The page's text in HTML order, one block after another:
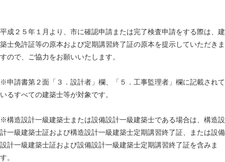
平成２５年１月より、市に確認申請または完了検査申請をする際は、建
築士免許証等の原本および定期講習終了証の原本を提示していただきま
すので、ご協力をお願いいたします。
※申請書第２面「３．設計者」欄、「５．工事監理者」欄に記載されて
いるすべての建築士等が対象です。
※構造設計一級建築士または設備設計一級建築士である場合は、構造設
計一級建築士証および構造設計一級建築士定期講習終了証、または設備
設計一級建築士証および設備設計一級建築士定期講習終了証を含みま
す。